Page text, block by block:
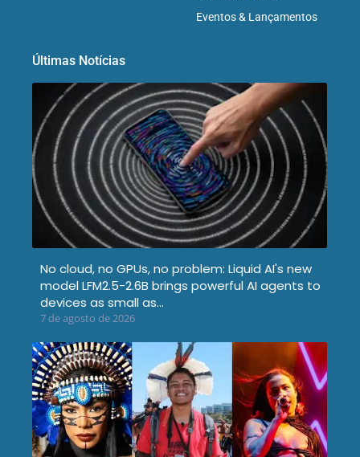
Eventos & Lançamentos
Últimas Notícias
No cloud, no GPUs, no problem: Liquid AI's new
model LFM2.5-2.6B brings powerful AI agents to
devices as small as…
7 de agosto de 2026